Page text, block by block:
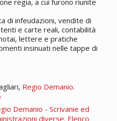
regia, a cui furono riunite
di infeudazioni, vendite di
e carte reali, contabilità
lettere e pratiche
insinuati nelle tappe di
Regio Demanio.
Demanio - Scrivanie ed
diverse. Elenco